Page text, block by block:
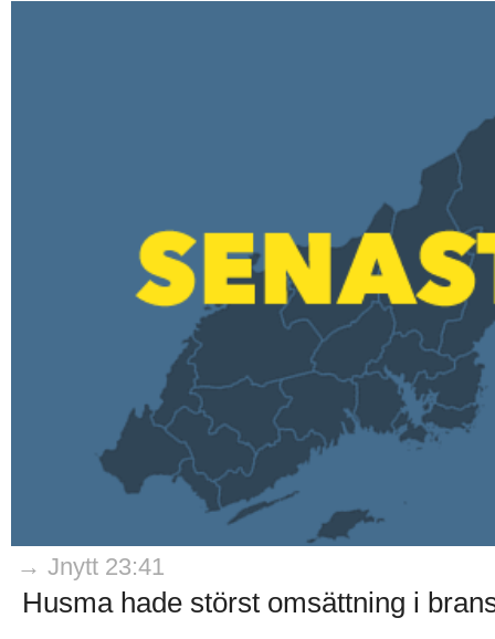
→ Jnytt 23:41
Husma hade störst omsättning i